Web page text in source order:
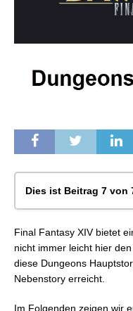
Dies ist Beitrag 7 von
FFXIV: Dungeons
FFXIV – Dungeons
FFXIV – Dungeons
FFXIV – Dungeons
FFXIV – Dungeons
Final Fantasy XIV bietet
nicht immer leicht hier
diese Dungeons
Nebenstory erreicht.
Im Folgenden zeigen wir